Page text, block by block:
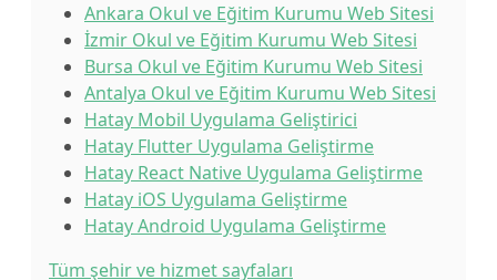
Ankara Okul ve Eğitim Kurumu Web Sitesi
İzmir Okul ve Eğitim Kurumu Web Sitesi
Bursa Okul ve Eğitim Kurumu Web Sitesi
Antalya Okul ve Eğitim Kurumu Web Sitesi
Hatay Mobil Uygulama Geliştirici
Hatay Flutter Uygulama Geliştirme
Hatay React Native Uygulama Geliştirme
Hatay iOS Uygulama Geliştirme
Hatay Android Uygulama Geliştirme
Tüm şehir ve hizmet sayfaları